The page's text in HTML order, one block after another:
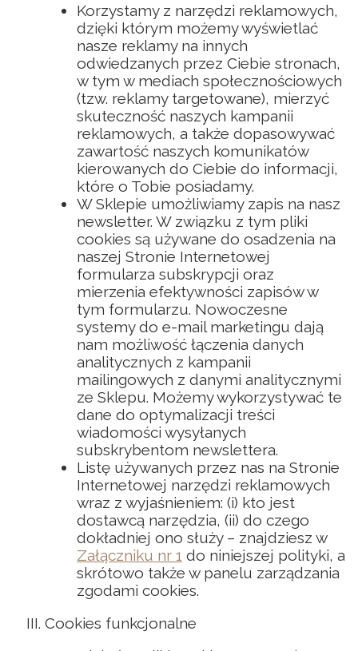
Korzystamy z narzędzi reklamowych,
dzięki którym możemy wyświetlać
nasze reklamy na innych
odwiedzanych przez Ciebie stronach,
w tym w mediach społecznościowych
(tzw. reklamy targetowane), mierzyć
skuteczność naszych kampanii
reklamowych, a także dopasowywać
zawartość naszych komunikatów
kierowanych do Ciebie do informacji,
które o Tobie posiadamy.
W Sklepie umożliwiamy zapis na nasz
newsletter. W związku z tym pliki
cookies są używane do osadzenia na
naszej Stronie Internetowej
formularza subskrypcji oraz
mierzenia efektywności zapisów w
tym formularzu. Nowoczesne
systemy do e-mail marketingu dają
nam możliwość łączenia danych
analitycznych z kampanii
mailingowych z danymi analitycznymi
ze Sklepu. Możemy wykorzystywać te
dane do optymalizacji treści
wiadomości wysyłanych
subskrybentom newslettera.
Listę używanych przez nas na Stronie
Internetowej narzędzi reklamowych
wraz z wyjaśnieniem: (i) kto jest
dostawcą narzędzia, (ii) do czego
dokładniej ono służy – znajdziesz w
Załączniku nr 1 do niniejszej polityki, a
skrótowo także w panelu zarządzania
zgodami cookies.
Cookies funkcjonalne